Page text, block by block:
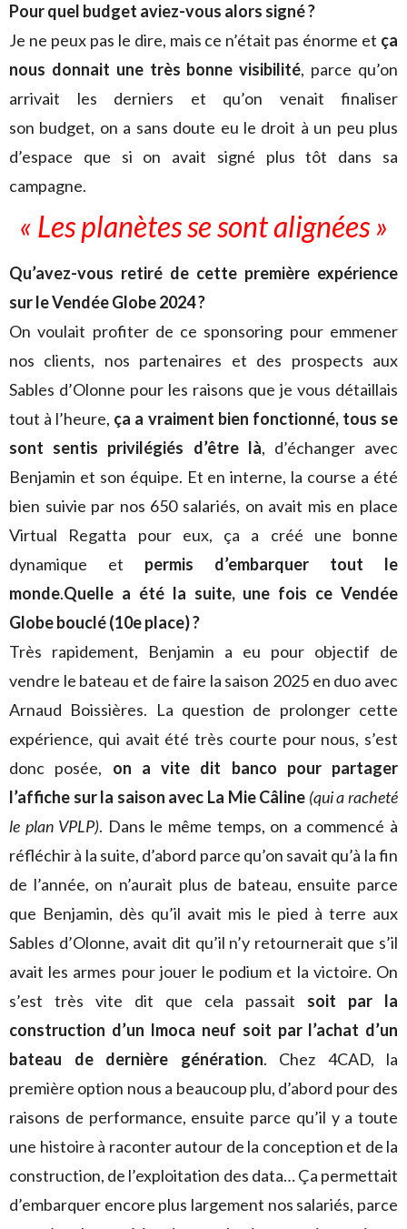
Pour quel budget aviez-vous alors signé ?
Je ne peux pas le dire, mais ce n’était pas énorme et ça
nous donnait une très bonne visibilité, parce qu’on
arrivait les derniers et qu’on venait finaliser
son budget, on a sans doute eu le droit à un peu plus
d’espace que si on avait signé plus tôt dans sa
campagne.
« Les planètes se sont alignées »
Qu’avez-vous retiré de cette première expérience
sur le Vendée Globe 2024 ?
On voulait profiter de ce sponsoring pour emmener
nos clients, nos partenaires et des prospects aux
Sables d’Olonne pour les raisons que je vous détaillais
tout à l’heure, ça a vraiment bien fonctionné, tous se
sont sentis privilégiés d’être là, d’échanger avec
Benjamin et son équipe. Et en interne, la course a été
bien suivie par nos 650 salariés, on avait mis en place
Virtual Regatta pour eux, ça a créé une bonne
dynamique et permis d’embarquer tout le
monde.Quelle a été la suite, une fois ce Vendée
Globe bouclé (10e place) ?
Très rapidement, Benjamin a eu pour objectif de
vendre le bateau et de faire la saison 2025 en duo avec
Arnaud Boissières. La question de prolonger cette
expérience, qui avait été très courte pour nous, s’est
donc posée, on a vite dit banco pour partager
l’affiche sur la saison avec La Mie Câline (qui a racheté
le plan VPLP). Dans le même temps, on a commencé à
réfléchir à la suite, d’abord parce qu’on savait qu’à la fin
de l’année, on n’aurait plus de bateau, ensuite parce
que Benjamin, dès qu’il avait mis le pied à terre aux
Sables d’Olonne, avait dit qu’il n’y retournerait que s’il
avait les armes pour jouer le podium et la victoire. On
s’est très vite dit que cela passait soit par la
construction d’un Imoca neuf soit par l’achat d’un
bateau de dernière génération. Chez 4CAD, la
première option nous a beaucoup plu, d’abord pour des
raisons de performance, ensuite parce qu’il y a toute
une histoire à raconter autour de la conception et de la
construction, de l’exploitation des data… Ça permettait
d’embarquer encore plus largement nos salariés, parce